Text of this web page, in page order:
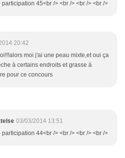
participation 45<br /> <br /> <br /> <br />
20:42
moi j'ai une peau mixte,et oui ça
à certains endroits et grasse à
pour ce concours
03/03/2014 13:51
participation 44<br /> <br /> <br /> <br />